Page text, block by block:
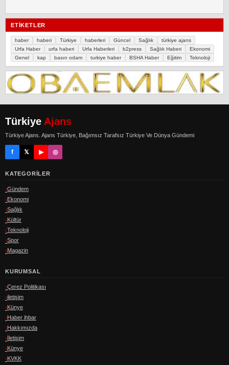
ETIKETLER
haber haberi Türkiye haberleri Güncel Sağlık
türkiye ajans
Urfa Haber
urfa haberi Urfa Haberleri b2press Sağlık Haberi
Ekonomi
Genel
kap basın odam turkiye haber BSHA Haber Eğitim Teknoloji
Türkiye Ajans
Türkiye Ajans. Ajans Türkiye, Bağımsız Tarafsız Türkiye Ve Dünya Gündemi
f 𝕏 ▶ ◎
KATEGORILER
Gündem
Ekonomi
Sağlık
Kültür
Teknoloji
Spor
Magazin
KURUMSAL
Çerez Politikası
iletişim
Künye
Haber ihbar
Hakkımızda
İletişim
Künye
KVKK